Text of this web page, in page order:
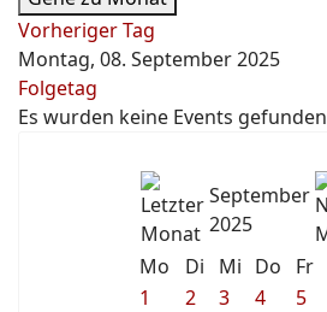
Vorheriger Tag
Montag, 08. September 2025
Folgetag
Es wurden keine Events gefunden
September
2025
Mo
Di Mi Do Fr
1
2 3 4 5